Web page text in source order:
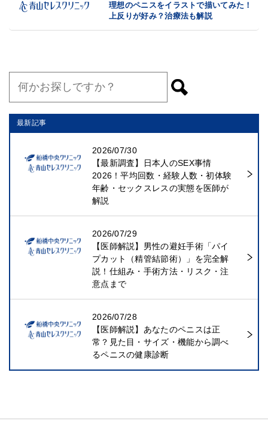
理想のペニスをイラストで描いてみた！
上反りが好み？治療法も解説
最新記事
2026/07/30
【最新調査】日本人のSEX事情
2026！平均回数・経験人数・初体験
年齢・セックスレスの実態を医師が
解説
2026/07/29
【医師解説】男性の避妊手術「パイ
プカット（精管結節術）」を完全解
説！仕組み・手術方法・リスク・注
意点まで
2026/07/28
【医師解説】あなたのペニスは正
常？見た目・サイズ・機能から調べ
るペニスの健康診断